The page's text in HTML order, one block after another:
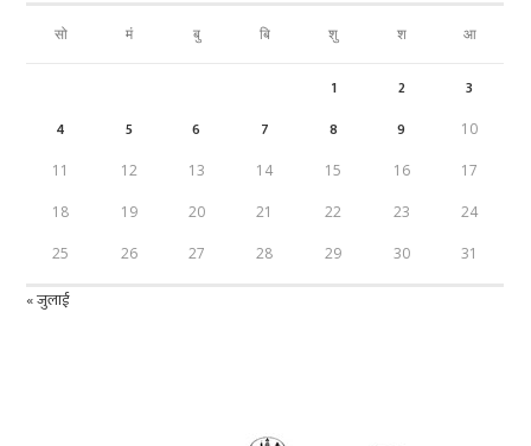
सो मं बु बि शु श आ
1 2
3
4
5 6 7 8 9 10
11 12 13 14 15 16 17
18 19 20 21 22 23 24
25 26 27 28 29 30 31
« जुलाई